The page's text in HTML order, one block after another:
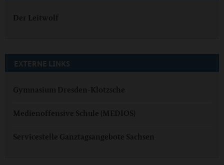
Der Leitwolf
EXTERNE LINKS
Gymnasium Dresden-Klotzsche
Medienoffensive Schule (MEDIOS)
Servicestelle Ganztagsangebote Sachsen